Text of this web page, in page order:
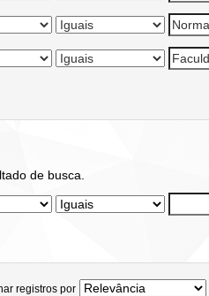
de busca.
registros por